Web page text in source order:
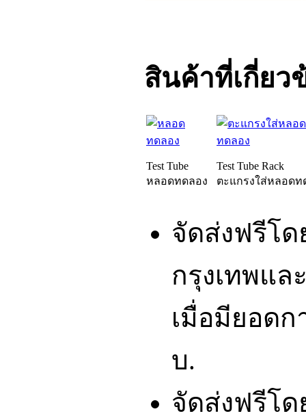
สินค้าที่เกี่ยว
Test Tube
หลอดทดลอง
Test Tube Rack
ตะแกรงใส่หลอดท
จัดส่งฟรีโ
กรุงเทพแ
เมื่อมียอดก
บ.
จัดส่งฟรีโ